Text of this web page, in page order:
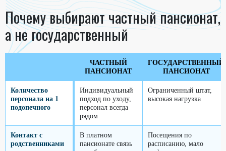
Почему выбирают частный пансионат,
а не государственный
ЧАСТНЫЙ
ПАНСИОНАТ
ГОСУДАРСТВЕННЫЙ
ПАНСИОНАТ
Количество
персонала на 1
подопечного
Индивидуальный
подход по уходу,
персонал всегда
рядом
Ограниченный штат,
высокая нагрузка
Контакт с
родственниками
В платном
пансионате связь
Посещения по
расписанию, мало